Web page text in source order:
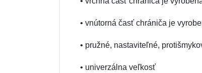
• vnútorná časť chrániča je
• pružné, nastaviteľné,
• univerzálna veľkosť